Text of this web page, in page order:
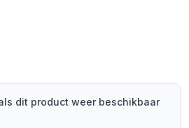
dit product weer beschikbaar